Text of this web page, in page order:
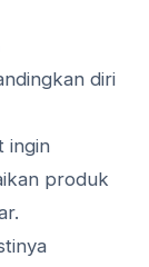
diri
ingin
produk